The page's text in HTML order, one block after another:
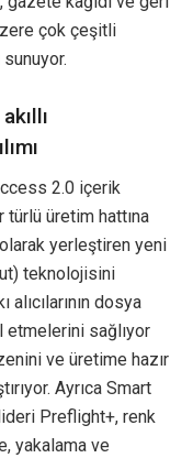
çok çeşitli
2.0 içerik
türlü üretim hattına
yerleştiren yeni
teknolojisini
alıcılarının dosya
etmelerini sağlıyor
ve üretime hazır
Ayrıca Smart
lideri Preflight+, renk
yakalama ve